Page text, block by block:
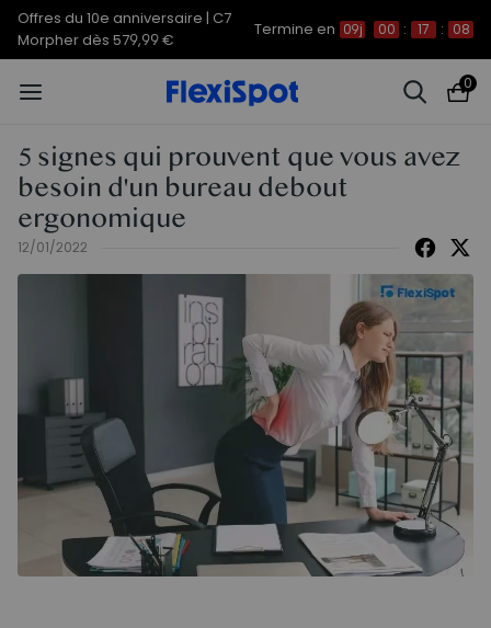
Offres du 10e anniversaire | C7
Morpher dès 579,99 €
Termine en 09j 00 : 17 : 07
0
5 signes qui prouvent que vous avez
besoin d'un bureau debout
ergonomique
12/01/2022